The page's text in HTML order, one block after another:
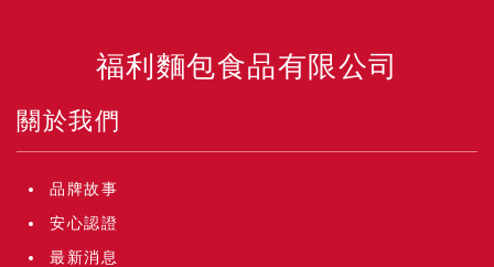
福利麵包食品有限公司
關於我們
品牌故事
安心認證
最新消息